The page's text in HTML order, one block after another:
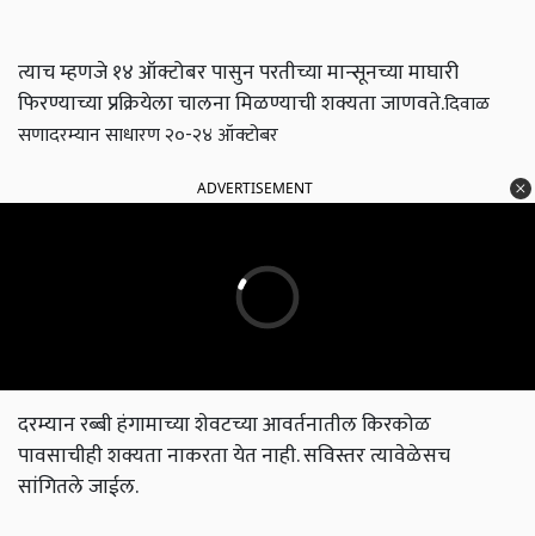
त्याच म्हणजे १४ ऑक्टोबर पासुन परतीच्या मान्सूनच्या माघारी
फिरण्याच्या प्रक्रियेला चालना मिळण्याची शक्यता जाणवते.दिवाळ
सणादरम्यान साधारण २०-२४ ऑक्टोबर
ADVERTISEMENT
दरम्यान रब्बी हंगामाच्या शेवटच्या आवर्तनातील किरकोळ
पावसाचीही शक्यता नाकरता येत नाही. सविस्तर त्यावेळेसच
सांगितले जाईल.